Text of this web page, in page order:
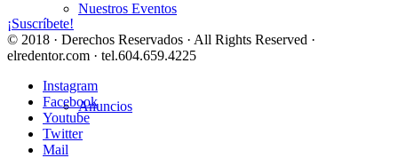
Nuestros Eventos
Anuncios
¡Suscríbete!
© 2018 · Derechos Reservados · All Rights Reserved ·
elredentor.com · tel.604.659.4225
Instagram
Facebook
Youtube
Twitter
Mail